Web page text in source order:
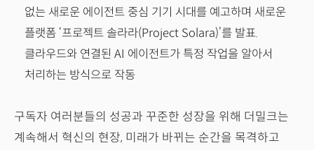
없는 새로운 에이전트 중심 기기 시대를 예고하며 새로운
플랫폼 ‘프로젝트 솔라라(Project Solara)’를 발표.
클라우드와 연결된 AI 에이전트가 특정 작업을 알아서
처리하는 방식으로 작동
구독자 여러분들의 성공과 꾸준한 성장을 위해 더밀크는
계속해서 혁신의 현장, 미래가 바뀌는 순간을 목격하고